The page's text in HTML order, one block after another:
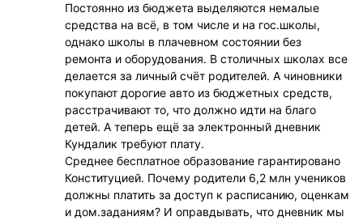
Постоянно из бюджета выделяются немалые
средства на всё, в том числе и на гос.школы,
однако школы в плачевном состоянии без
ремонта и оборудования. В столичных школах все
делается за личный счёт родителей. А чиновники
покупают дорогие авто из бюджетных средств,
расстрачивают то, что должно идти на благо
детей. А теперь ещё за электронный дневник
Кундалик требуют плату.
Среднее бесплатное образование гарантировано
Конституцией. Почему родители 6,2 млн учеников
должны платить за доступ к расписанию, оценкам
и дом.заданиям? И оправдывать, что дневник мы